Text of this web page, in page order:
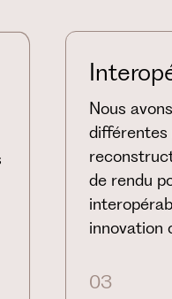
Nous
différentes
de rendu
innovation
03